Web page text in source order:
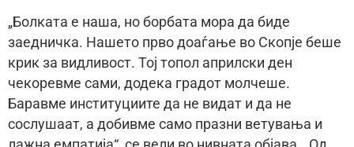
„Болката е наша, но борбата мора да биде
заедничка. Нашето прво доаѓање во Скопје беше
крик за видливост. Тој топол априлски ден
чекоревме сами, додека градот молчеше.
Баравме институциите да нe видат и да нe
сослушаат, а добивме само празни ветувања и